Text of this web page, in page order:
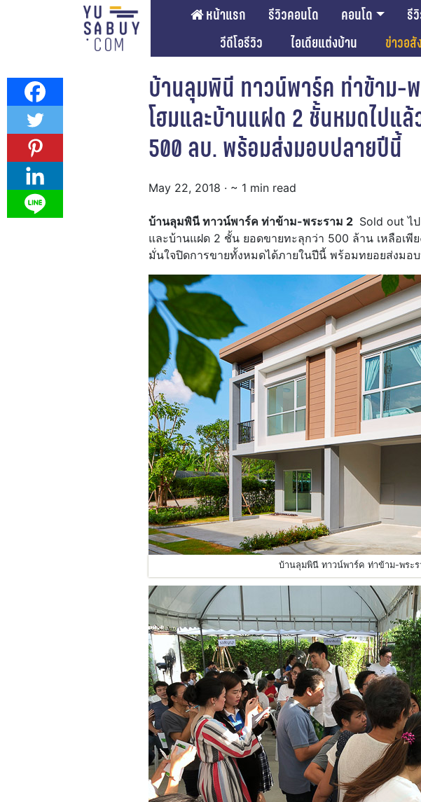
หน้าแรก รีวิวคอนโด คอนโด รี
วีดีโอรีวิว
ไอเดียแต่งบ้าน ข่าวอ
บ้านลุมพินี ทาวน์พาร์ค ท่าข้าม-
โฮมและบ้านแฝด 2 ชั้นหมดไปแ
500 ลบ. พร้อมส่งมอบปลายปีนี้
May 22, 2018 · ~ 1 min read
บ้านลุมพินี ทาวน์พาร์ค ท่าข้าม-พระราม 2 Sold out ไ
และบ้านแฝด 2 ชั้น ยอดขายทะลุกว่า 500 ล้าน เหลือเพี
มั่นใจปิดการขายทั้งหมดได้ภายในปีนี้ พร้อมทยอยส่งมอ
บ้านลุมพินี ทาวน์พาร์ค ท่าข้าม-พระร